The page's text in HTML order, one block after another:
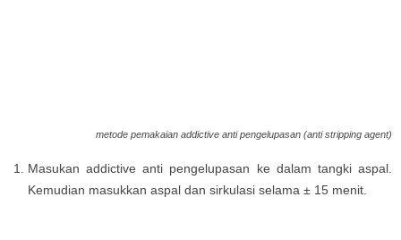
metode pemakaian addictive anti pengelupasan (anti stripping agent)
Masukan addictive anti pengelupasan ke dalam tangki aspal.
Kemudian masukkan aspal dan sirkulasi selama ± 15 menit.